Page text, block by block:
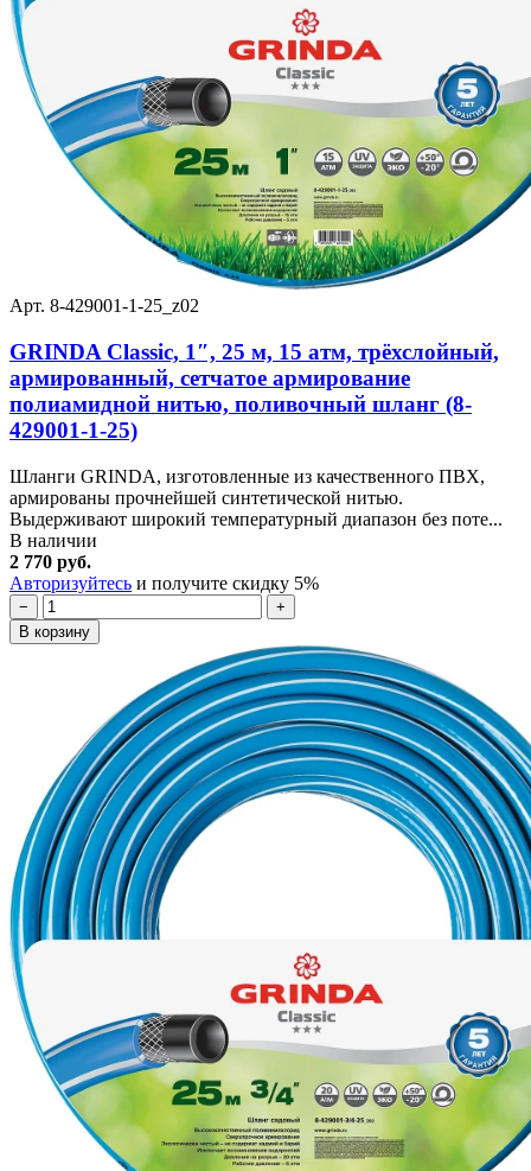
Арт. 8-429001-1-25_z02
GRINDA Classic, 1″, 25 м, 15 атм, трёхслойный,
армированный, сетчатое армирование
полиамидной нитью, поливочный шланг (8-
429001-1-25)
Шланги GRINDA, изготовленные из качественного ПВХ,
армированы прочнейшей синтетической нитью.
Выдерживают широкий температурный диапазон без поте...
В наличии
2 770 руб.
Авторизуйтесь и получите скидку 5%
−
+
В корзину